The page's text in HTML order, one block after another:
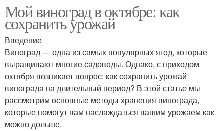
Мой виноград в октябре: как
сохранить урожай
Введение
Виноград — одна из самых популярных ягод, которые
выращивают многие садоводы. Однако, с приходом
октября возникает вопрос: как сохранить урожай
винограда на длительный период? В этой статье мы
рассмотрим основные методы хранения винограда,
которые помогут вам наслаждаться вашим урожаем как
можно дольше.